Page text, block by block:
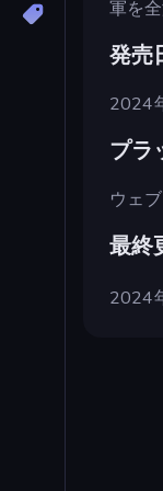
軍を
発売
2024
プラ
ウェ
最終
2024